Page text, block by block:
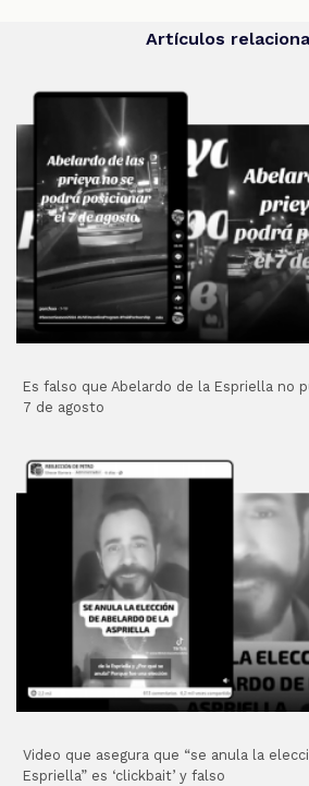
Artículos
Es falso que Abelardo de la Espriella no
7 de agosto
Video que asegura que “se anula la
Espriella” es ‘clickbait’ y falso